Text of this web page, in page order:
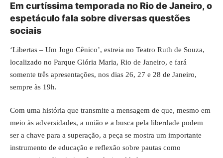
Em curtíssima temporada no Rio de Janeiro, o
espetáculo fala sobre diversas questões
sociais
‘Libertas – Um Jogo Cênico’, estreia no Teatro Ruth de Souza,
localizado no Parque Glória Maria, Rio de Janeiro, e fará
somente três apresentações, nos dias 26, 27 e 28 de Janeiro,
sempre às 19h.
Com uma história que transmite a mensagem de que, mesmo em
meio às adversidades, a união e a busca pela liberdade podem
ser a chave para a superação, a peça se mostra um importante
instrumento de educação e reflexão sobre pautas como